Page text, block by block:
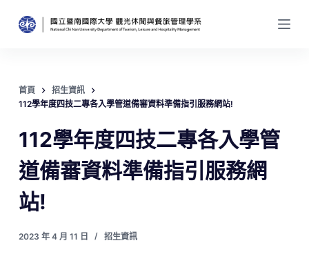
跳
至
內
容
首頁
招生資訊
112學年度四技二專各入學管道備審資料準備指引服務網站!
112學年度四技二專各入學管
道備審資料準備指引服務網
站!
2023 年 4 月 11 日 招生資訊